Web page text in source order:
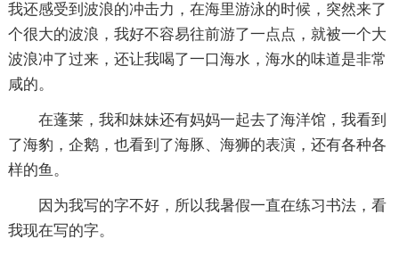
我还感受到波浪的冲击力，在海里游泳的时候，突然来了
个很大的波浪，我好不容易往前游了一点点，就被一个大
波浪冲了过来，还让我喝了一口海水，海水的味道是非常
咸的。
在蓬莱，我和妹妹还有妈妈一起去了海洋馆，我看到
了海豹，企鹅，也看到了海豚、海狮的表演，还有各种各
样的鱼。
因为我写的字不好，所以我暑假一直在练习书法，看
我现在写的字。